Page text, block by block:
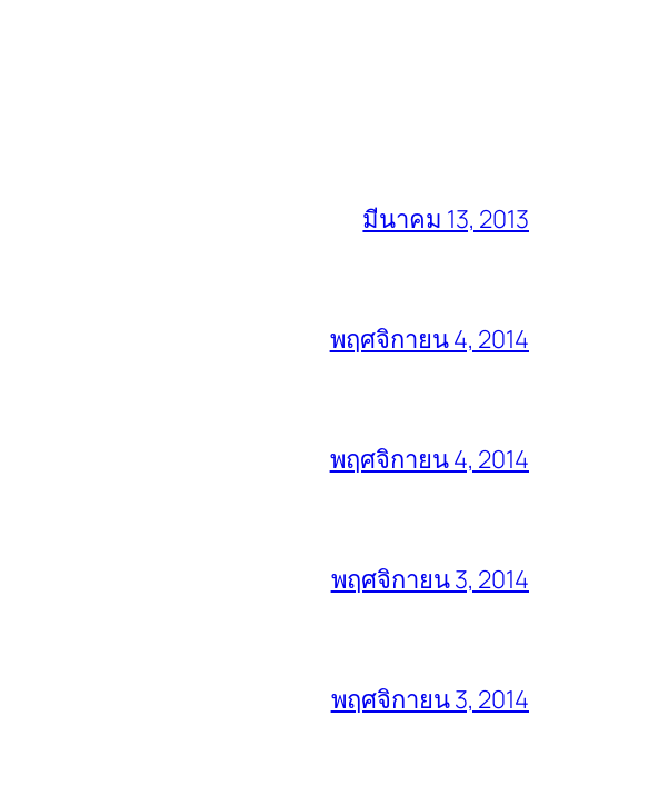
มีนาคม 13, 2013
พฤศจิกายน 4, 2014
พฤศจิกายน 4, 2014
พฤศจิกายน 3, 2014
พฤศจิกายน 3, 2014